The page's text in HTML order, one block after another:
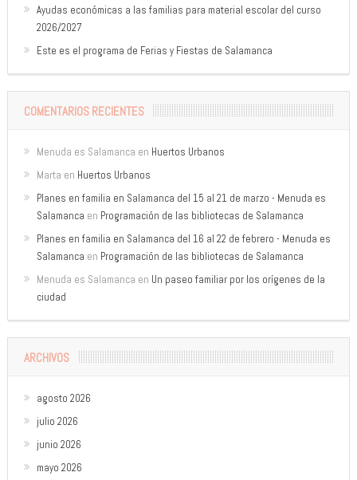
Ayudas económicas a las familias para material escolar del curso
2026/2027
Este es el programa de Ferias y Fiestas de Salamanca
COMENTARIOS RECIENTES
Menuda es Salamanca en Huertos Urbanos
Marta en Huertos Urbanos
Planes en familia en Salamanca del 15 al 21 de marzo - Menuda es
Salamanca en Programación de las bibliotecas de Salamanca
Planes en familia en Salamanca del 16 al 22 de febrero - Menuda es
Salamanca en Programación de las bibliotecas de Salamanca
Menuda es Salamanca en Un paseo familiar por los orígenes de la
ciudad
ARCHIVOS
agosto 2026
julio 2026
junio 2026
mayo 2026